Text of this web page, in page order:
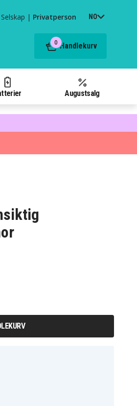
Selskap | Privatperson NO
0 Handlekurv
Augustsalg